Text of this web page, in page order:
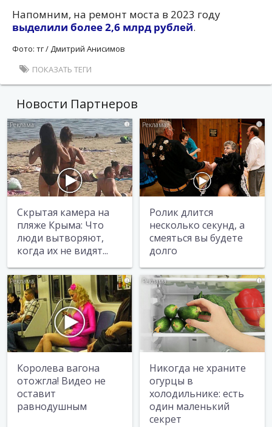
Напомним, на ремонт моста в 2023 году
выделили более 2,6 млрд рублей.
Фото: тг / Дмитрий Анисимов
ПОКАЗАТЬ ТЕГИ
Новости Партнеров
i
Скрытая камера на
пляже Крыма: Что
люди вытворяют,
когда их не видят...
i
Ролик длится
несколько секунд, а
смеяться вы будете
долго
i
Королева вагона
отожгла! Видео не
оставит
равнодушным
i
Никогда не храните
огурцы в
холодильнике: есть
один маленький
секрет